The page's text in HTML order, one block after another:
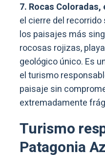
7. Rocas
el cierre del
los paisajes más
rocosas rojizas,
geológico único. Es
el turismo
paisaje sin
extremadamente
Turismo
Patagonia